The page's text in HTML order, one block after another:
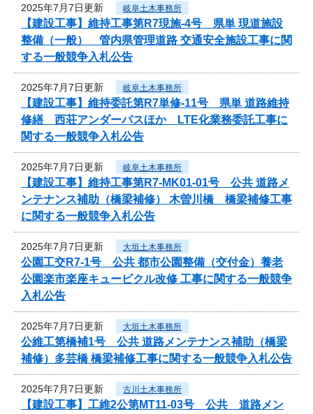
2025年7月7日更新 岐阜土木事務所
【建設工事】維持工事第R7現施-4号 県単 現道施設
整備（一般） 管内県管理道路 交通安全施設工事に関
する一般競争入札公告
2025年7月7日更新 岐阜土木事務所
【建設工事】維持委託第R7単修-11号 県単 道路維持
修繕 西荘アンダーパスほか LTE化業務委託工事に
関する一般競争入札公告
2025年7月7日更新 岐阜土木事務所
【建設工事】維持工事第R7-MK01-01号 公共 道路メ
ンテナンス補助（橋梁補修） 木曽川橋 橋梁補修工事
に関する一般競争入札公告
2025年7月7日更新 大垣土木事務所
公園工交R7-1号 公共 都市公園整備（交付金）養老
公園楽市楽座キュービクル改修 工事に関する一般競争
入札公告
2025年7月7日更新 大垣土木事務所
公維工第橋補1号 公共 道路メンテナンス補助（橋梁
補修）多芸橋 橋梁補修工事に関する一般競争入札公告
2025年7月7日更新 古川土木事務所
【建設工事】工維2公第MT11-03号 公共 道路メン